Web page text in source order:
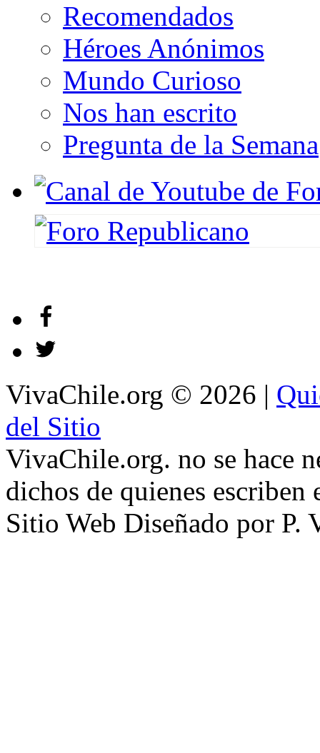
Recomendados
Héroes Anónimos
Mundo Curioso
Nos han escrito
Pregunta de la Semana
VivaChile.org © 2026 |
del Sitio
VivaChile.org. no se hace
dichos de quienes escriben
Sitio Web Diseñado por